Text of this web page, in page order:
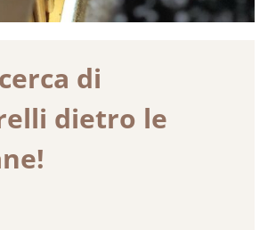
di
dietro le